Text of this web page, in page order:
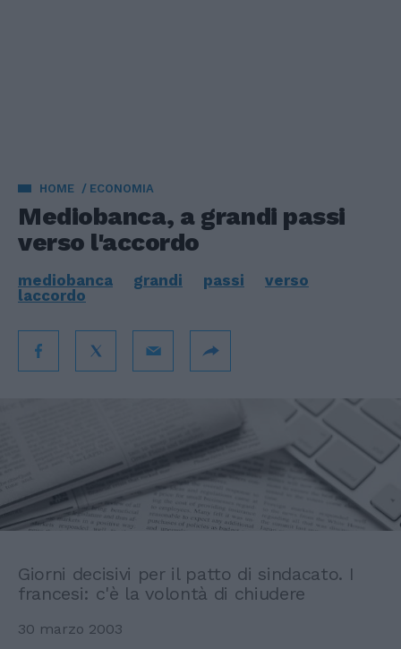
HOME ECONOMIA
Mediobanca, a grandi passi
verso l'accordo
mediobanca grandi passi
verso
laccordo
Giorni decisivi per il patto di sindacato. I
francesi: c'è la volontà di chiudere
30 marzo 2003